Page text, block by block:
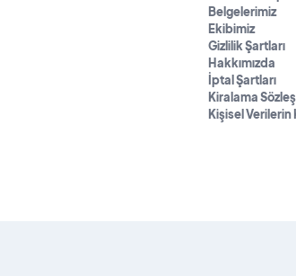
Belgelerimiz
Ekibimiz
Gizlilik Şartları
Hakkımızda
İptal Şartları
Kiralama
Kişisel Verilerin